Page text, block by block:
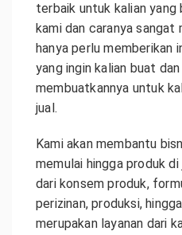
terbaik untuk kalian yang
kami dan caranya sangat
hanya perlu memberikan
yang ingin kalian buat
membuatkannya untuk
jual.
Kami akan membantu
memulai hingga produk
dari konsem produk,
perizinan, produksi,
merupakan layanan dari